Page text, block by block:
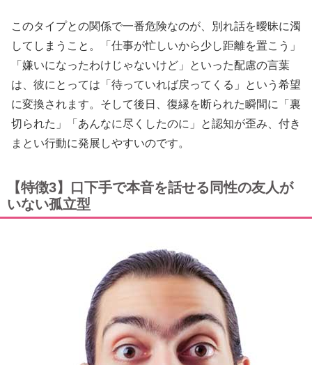
このタイプとの関係で一番危険なのが、別れ話を曖昧に濁
してしまうこと。「仕事が忙しいから少し距離を置こう」
「嫌いになったわけじゃないけど」といった配慮の言葉
は、彼にとっては「待っていれば戻ってくる」という希望
に変換されます。そして後日、復縁を断られた瞬間に「裏
切られた」「あんなに尽くしたのに」と認知が歪み、付き
まとい行動に発展しやすいのです。
【特徴3】口下手で本音を話せる同性の友人が
いない孤立型